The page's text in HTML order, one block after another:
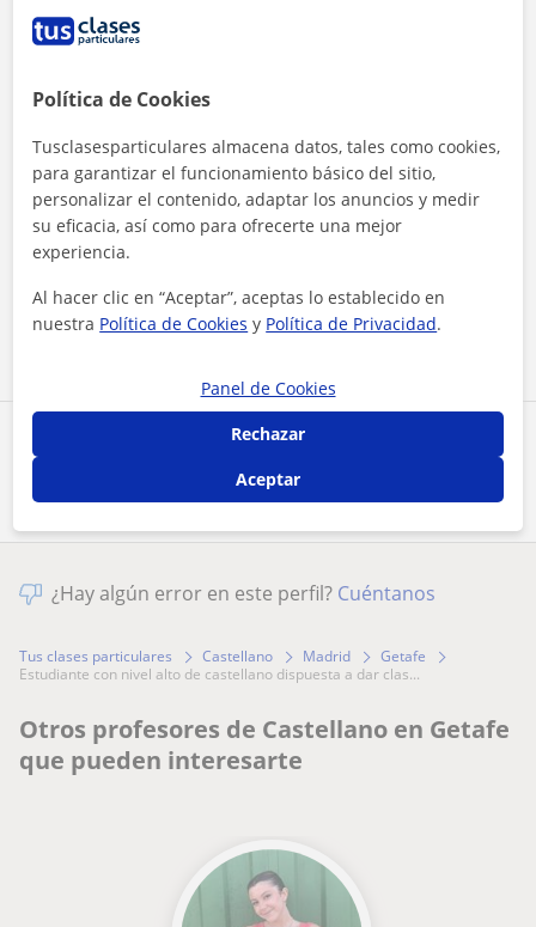
Comparte a este profesor
Al hacer clic, aceptas nuestro
Contactar ahora
¿Hay algún error en este perfil? Cuéntanos
Tus clases particulares Castellano Madrid
Getafe
estudiante con nivel alto de castellano dispuesta a dar clas...
Otros profesores de Castellano en Getafe
que pueden interesarte
Política de Cookies
Tusclasesparticulares almacena datos, tales como cookies,
para garantizar el funcionamiento básico del sitio,
personalizar el contenido, adaptar los anuncios y medir
su eficacia, así como para ofrecerte una mejor
experiencia.
Al hacer clic en “Aceptar”, aceptas lo establecido en
nuestra Política de Cookies y Política de Privacidad.
Panel de Cookies
Rechazar
Aceptar